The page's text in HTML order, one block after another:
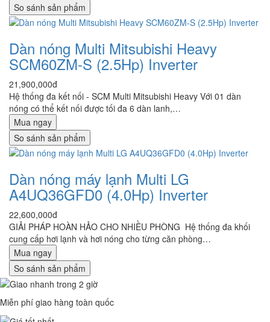
So sánh sản phẩm
Dàn nóng Multi Mitsubishi Heavy
SCM60ZM-S (2.5Hp) Inverter
21,900,000đ
Hệ thống đa kết nối - SCM Multi Mitsubishi Heavy Với 01 dàn
nóng có thể kết nối được tối đa 6 dàn lanh,…
Mua ngay
So sánh sản phẩm
Dàn nóng máy lạnh Multi LG
A4UQ36GFD0 (4.0Hp) Inverter
22,600,000đ
GIẢI PHÁP HOÀN HẢO CHO NHIỀU PHÒNG Hệ thống đa khối
cung cấp hơi lạnh và hơi nóng cho từng căn phòng…
Mua ngay
So sánh sản phẩm
Miễn phí giao hàng toàn quốc